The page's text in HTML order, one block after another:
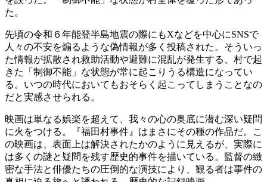
た。
先頃の令和６年能登半島地震の際にもXなどを中心にSNSで
人々の不安を煽るような偽情報が多く投稿された。そういっ
た情報が拡散され救助活動や避難に混乱が発生する、村で起
きた「制御不能」な状態が常に起こりうる構造になってい
る。いつの時代においてもおそらく起こってしまうことなの
だと実感させられる。
映画は単なる娯楽を超えて、我々の心の奥底に潜む深い疑問
に火をつける。『福田村事件』はまさにその種の作品だ。こ
の映画は、表面上は解決されたかのように見えるが、実際に
は多くの謎と疑問を残す歴史的事件を描いている。監督の緻
密な手法と俳優たちの圧倒的な演技により、観る者は事件の